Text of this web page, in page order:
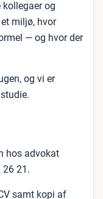
og
miljø, hvor
— og hvor der
og vi er
hos advokat
26 21.
samt kopi af